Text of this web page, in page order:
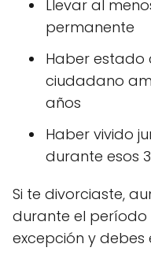
Llevar al
permanente
Haber estado
ciudadano
años
Haber vivido
durante esos
Si te divorciaste,
durante el período
excepción y debes